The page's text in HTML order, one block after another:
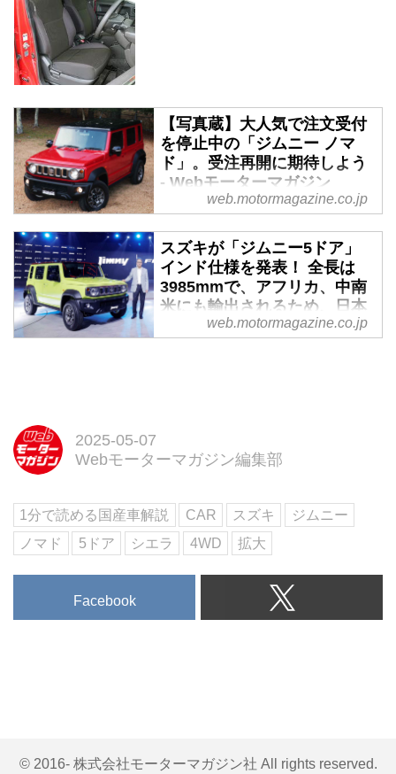
【写真蔵】大人気で注文受付
を停止中の「ジムニー ノマ
ド」。受注再開に期待しよう
- Webモーターマガジン
2025年1月30日に発表（発売は4
月3日）されるや否や約5万台のオ
ーダーがあり受注を一時停止した
スズキのジムニー ノマド。実車
を見られる機会が少ないので、ま
ずはそのプロフィールを写真で紹
介しよう。
web.motormagazine.co.jp
スズキが「ジムニー5ドア」
インド仕様を発表！ 全長は
3985mmで、アフリカ、中南
米にも輸出されるため、日本
導入にも期待できるかも！？
「オートエキスポ（Auto Expo）
車種を発表した。
web.motormagazine.co.jp
2025-05-07
Webモーターマガジン編集部
1分で読める国産車解説 CAR スズキ
ジムニー
ノマド
5ドア シエラ 4WD 拡大
Facebook
© 2016- 株式会社モーターマガジン社 All rights reserved.